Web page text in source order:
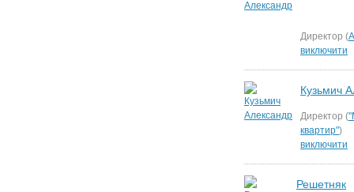
Директор (
виключити
Кузьмич
Директор (
квартир")
виключити
Решетняк